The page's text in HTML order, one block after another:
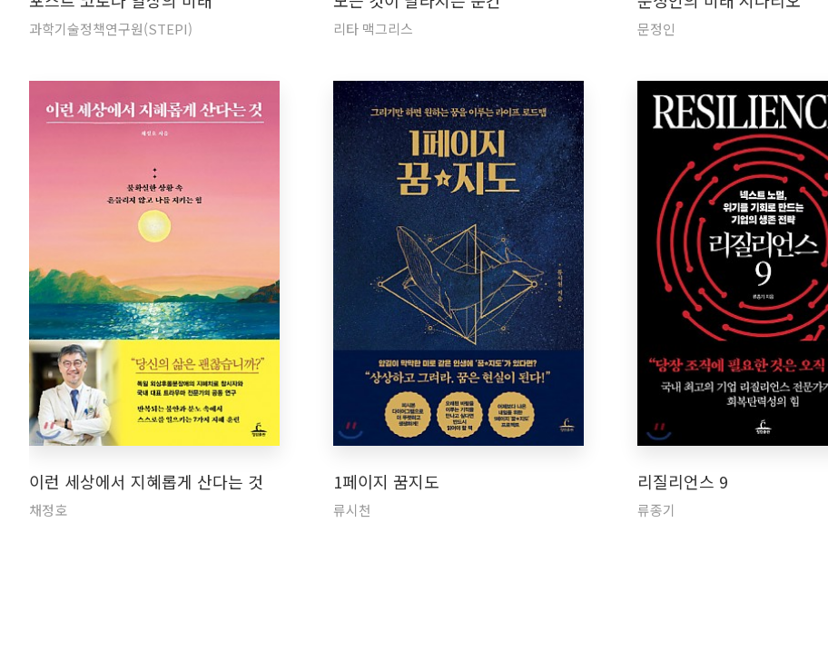
과학기술정책연구원(STEPI) 리타 맥그리스 문정인
이런 세상에서 지혜롭게 산다는 것
채정호
1페이지 꿈지도
류시천
리질리언스 9
류종기